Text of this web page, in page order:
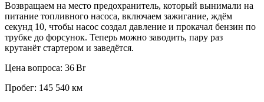
Возвращаем на место предохранитель, который вынимали на
питание топливного насоса, включаем зажигание, ждём
секунд 10, чтобы насос создал давление и прокачал бензин по
трубке до форсунок. Теперь можно заводить, пару раз
крутанёт стартером и заведётся.
Цена вопроса: 36 Br
Пробег: 145 540 км